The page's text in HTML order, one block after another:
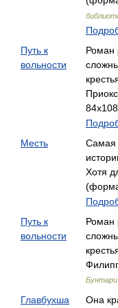
Путь к
вольности
Роман
Месть
Самая
Хотя
Путь к
вольности
Роман
Главбухша
Она